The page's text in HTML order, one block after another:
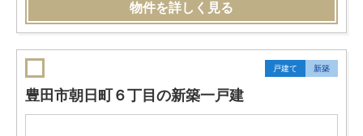
物件を詳しく見る
戸建て 新築
豊田市朝日町６丁目の新築一戸建